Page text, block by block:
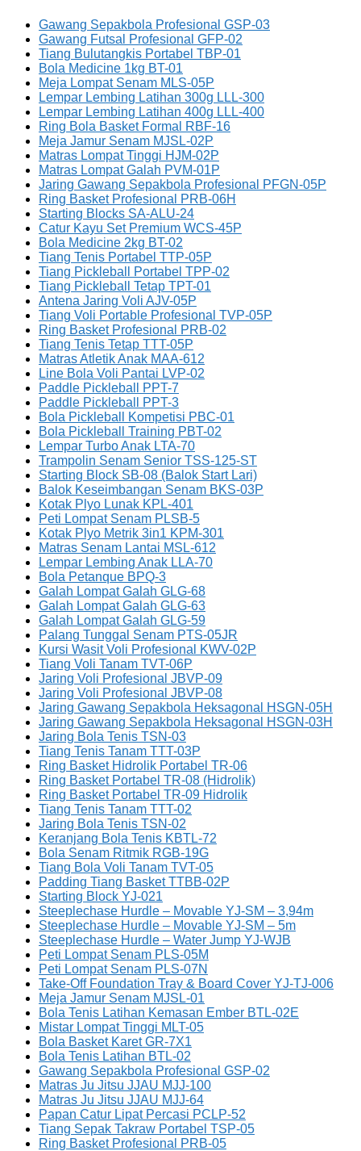
Gawang Sepakbola Profesional GSP-03
Gawang Futsal Profesional GFP-02
Tiang Bulutangkis Portabel TBP-01
Bola Medicine 1kg BT-01
Meja Lompat Senam MLS-05P
Lempar Lembing Latihan 300g LLL-300
Lempar Lembing Latihan 400g LLL-400
Ring Bola Basket Formal RBF-16
Meja Jamur Senam MJSL-02P
Matras Lompat Tinggi HJM-02P
Matras Lompat Galah PVM-01P
Jaring Gawang Sepakbola Profesional PFGN-05P
Ring Basket Profesional PRB-06H
Starting Blocks SA-ALU-24
Catur Kayu Set Premium WCS-45P
Bola Medicine 2kg BT-02
Tiang Tenis Portabel TTP-05P
Tiang Pickleball Portabel TPP-02
Tiang Pickleball Tetap TPT-01
Antena Jaring Voli AJV-05P
Tiang Voli Portable Profesional TVP-05P
Ring Basket Profesional PRB-02
Tiang Tenis Tetap TTT-05P
Matras Atletik Anak MAA-612
Line Bola Voli Pantai LVP-02
Paddle Pickleball PPT-7
Paddle Pickleball PPT-3
Bola Pickleball Kompetisi PBC-01
Bola Pickleball Training PBT-02
Lempar Turbo Anak LTA-70
Trampolin Senam Senior TSS-125-ST
Starting Block SB-08 (Balok Start Lari)
Balok Keseimbangan Senam BKS-03P
Kotak Plyo Lunak KPL-401
Peti Lompat Senam PLSB-5
Kotak Plyo Metrik 3in1 KPM-301
Matras Senam Lantai MSL-612
Lempar Lembing Anak LLA-70
Bola Petanque BPQ-3
Galah Lompat Galah GLG-68
Galah Lompat Galah GLG-63
Galah Lompat Galah GLG-59
Palang Tunggal Senam PTS-05JR
Kursi Wasit Voli Profesional KWV-02P
Tiang Voli Tanam TVT-06P
Jaring Voli Profesional JBVP-09
Jaring Voli Profesional JBVP-08
Jaring Gawang Sepakbola Heksagonal HSGN-05H
Jaring Gawang Sepakbola Heksagonal HSGN-03H
Jaring Bola Tenis TSN-03
Tiang Tenis Tanam TTT-03P
Ring Basket Hidrolik Portabel TR-06
Ring Basket Portabel TR-08 (Hidrolik)
Ring Basket Portabel TR-09 Hidrolik
Tiang Tenis Tanam TTT-02
Jaring Bola Tenis TSN-02
Keranjang Bola Tenis KBTL-72
Bola Senam Ritmik RGB-19G
Tiang Bola Voli Tanam TVT-05
Padding Tiang Basket TTBB-02P
Starting Block YJ-021
Steeplechase Hurdle – Movable YJ-SM – 3,94m
Steeplechase Hurdle – Movable YJ-SM – 5m
Steeplechase Hurdle – Water Jump YJ-WJB
Peti Lompat Senam PLS-05M
Peti Lompat Senam PLS-07N
Take-Off Foundation Tray & Board Cover YJ-TJ-006
Meja Jamur Senam MJSL-01
Bola Tenis Latihan Kemasan Ember BTL-02E
Mistar Lompat Tinggi MLT-05
Bola Basket Karet GR-7X1
Bola Tenis Latihan BTL-02
Gawang Sepakbola Profesional GSP-02
Matras Ju Jitsu JJAU MJJ-100
Matras Ju Jitsu JJAU MJJ-64
Papan Catur Lipat Percasi PCLP-52
Tiang Sepak Takraw Portabel TSP-05
Ring Basket Profesional PRB-05